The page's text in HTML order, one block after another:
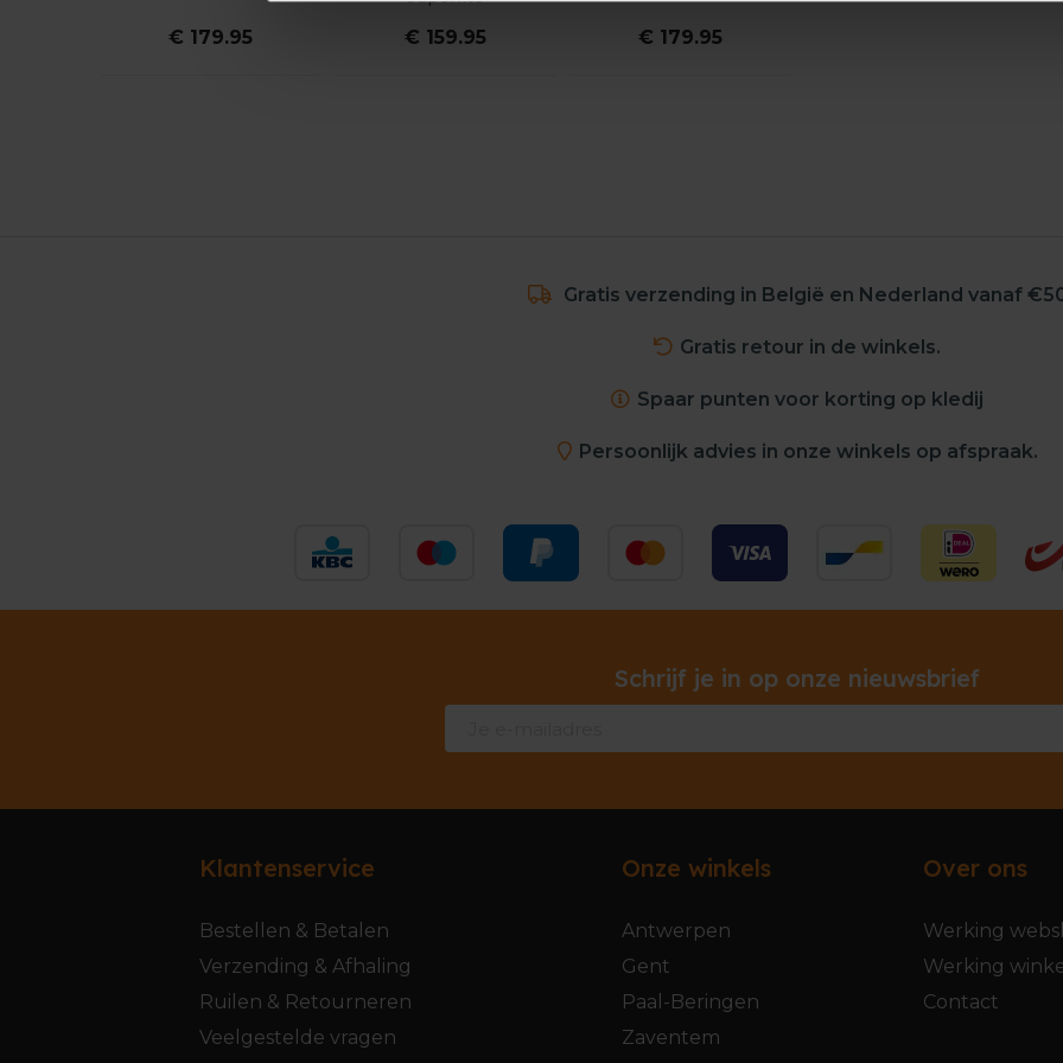
€ 179.95 € 159.95 € 179.95
Gratis verzending in België en Nederland vanaf
Gratis retour in de winkels.
Spaar punten voor korting op kledij
Persoonlijk advies in onze winkels op afspraak.
Schrijf je in op onze nieuwsbrief
Klantenservice
Bestellen & Betalen
Verzending & Afhaling
Ruilen & Retourneren
Veelgestelde vragen
Onze winkels
Antwerpen
Gent
Paal-Beringen
Zaventem
Over ons
Werking
Werking
Contact